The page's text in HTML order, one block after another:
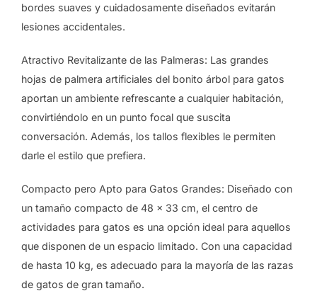
bordes suaves y cuidadosamente diseñados evitarán
lesiones accidentales.
Atractivo Revitalizante de las Palmeras: Las grandes
hojas de palmera artificiales del bonito árbol para gatos
aportan un ambiente refrescante a cualquier habitación,
convirtiéndolo en un punto focal que suscita
conversación. Además, los tallos flexibles le permiten
darle el estilo que prefiera.
Compacto pero Apto para Gatos Grandes: Diseñado con
un tamaño compacto de 48 x 33 cm, el centro de
actividades para gatos es una opción ideal para aquellos
que disponen de un espacio limitado. Con una capacidad
de hasta 10 kg, es adecuado para la mayoría de las razas
de gatos de gran tamaño.